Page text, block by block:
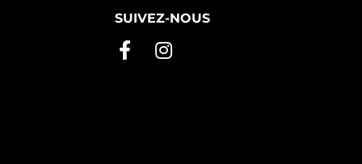
SUIVEZ-NOUS